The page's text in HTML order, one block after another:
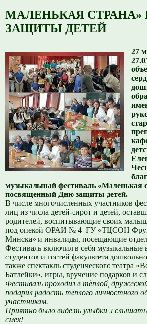
МАЛЕНЬКАЯ
ЗАЩИТЫ ДЕТЕЙ
27
музыкальный фестиваль «Маленькая
посвященный Дню защиты детей.
В числе многочисленных участников
лиц из числа детей-сирот и детей,
родителей, воспитывающие своих
под опекой ОРАИ № 4 ГУ «ТЦСОН
Минска» и инвалиды, посещающие
Фестиваль включил в себя музыкальные
студентов и гостей факультета
также спектакль студенческого театра
Батлейки», игры, вручение подарков и
Фестиваль проходил в тёплой,
подарил радость тёплого личностного
участникам.
Приятно было видеть улыбки и слышать
смех!